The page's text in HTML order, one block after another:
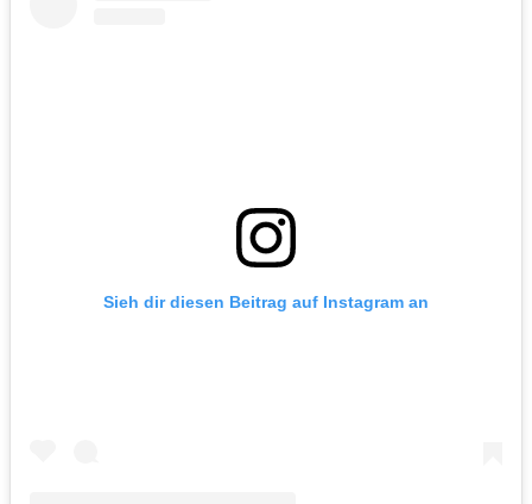
Sieh dir diesen Beitrag auf Instagram an